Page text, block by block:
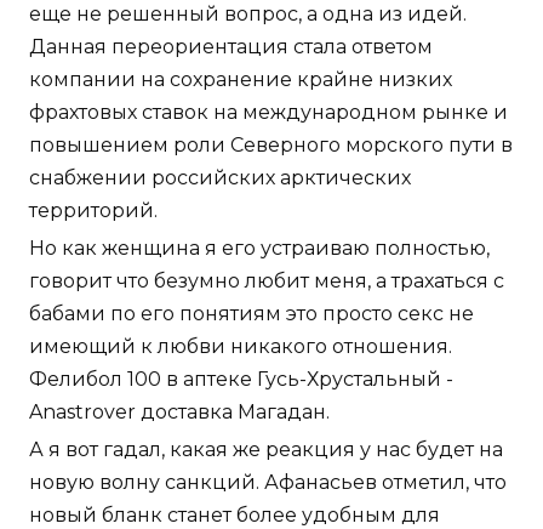
еще не решенный вопрос, а одна из идей.
Данная переориентация стала ответом
компании на сохранение крайне низких
фрахтовых ставок на международном рынке и
повышением роли Северного морского пути в
снабжении российских арктических
территорий.
Но как женщина я его устраиваю полностью,
говорит что безумно любит меня, а трахаться с
бабами по его понятиям это просто секс не
имеющий к любви никакого отношения.
Фелибол 100 в аптеке Гусь-Хрустальный -
Anastrover доставка Магадан.
А я вот гадал, какая же реакция у нас будет на
новую волну санкций. Афанасьев отметил, что
новый бланк станет более удобным для